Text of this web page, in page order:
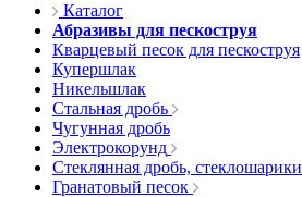
Каталог
Абразивы для пескоструя
Кварцевый песок для пескоструя
Купершлак
Никельшлак
Стальная дробь
Чугунная дробь
Электрокорунд
Стеклянная дробь, стеклошарики
Гранатовый песок